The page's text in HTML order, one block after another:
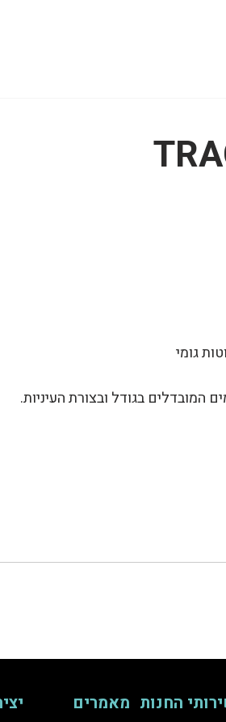
גומי
המובדלים בגודל ובצורת העיניות.
החנות מאמרים